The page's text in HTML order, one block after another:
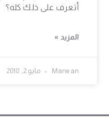
أتعرف على ذلك كله؟
المزيد »
Marwan مايو 2, 2018